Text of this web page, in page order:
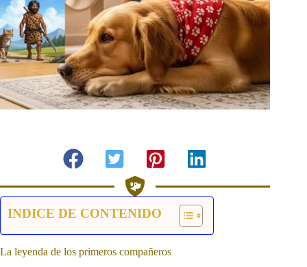
INDICE DE CONTENIDO
La leyenda de los primeros compañeros